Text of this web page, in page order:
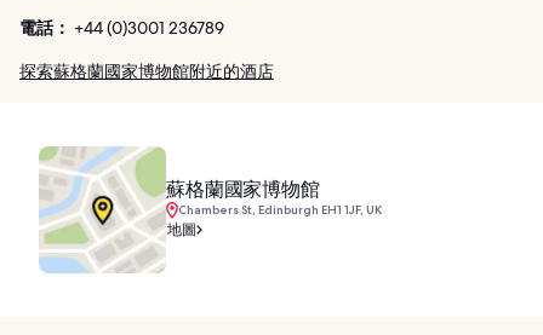
電話： +44 (0)3001 236789
探索蘇格蘭國家博物館附近的酒店
蘇格蘭國家博物館
Chambers St, Edinburgh EH1 1JF, UK
地圖